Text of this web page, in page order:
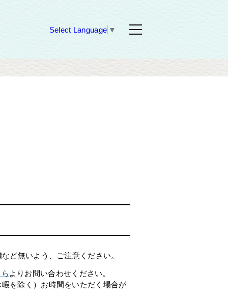
Select Language ▼
ど無いよう、ご注意ください。
よりお問い合わせください。
を除く）お時間をいただく場合が